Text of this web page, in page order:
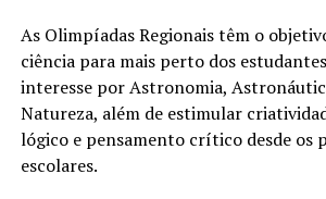
As Olimpíadas Regionais têm o
ciência para mais perto dos
interesse por Astronomia,
Natureza, além de estimular
lógico e pensamento crítico desde os
escolares.